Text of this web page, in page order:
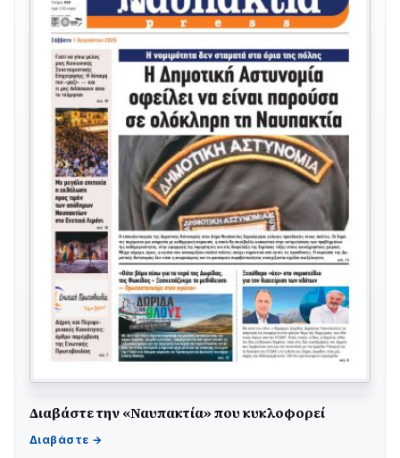
Διαβάστε την «Ναυπακτία» που κυκλοφορεί
Γιορτή της Τράτας 2026 | Ερατεινή Δωρίδας:
Παράδοση, Χορός & Γλέντι!